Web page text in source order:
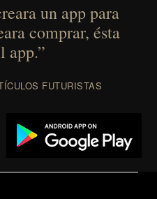
un app para
comprar, ésta
app.”
FUTURISTAS